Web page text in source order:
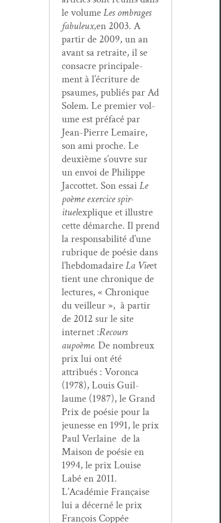
le vol­umeLes ombrages
fab­uleux,en 2003. A
par­tir de 2009, un an
avant sa retraite, il se
con­sacre prin­ci­pale­
ment à l’écriture de
psaumes, pub­liés par Ad
Solem. Le pre­mier vol­
ume est pré­facé par
Jean-Pierre Lemaire,
son ami proche. Le
deux­ième s’ouvre sur
un envoi de Philippe
Jac­cot­tet. Son essai Le
poème exer­ci­ce spir­
ituelexplique et illus­tre
cette démarche. Il prend
la respon­s­abil­ité d’une
rubrique de poésie dans
l’hebdomadaireLa Vieet
tient une chronique de
lec­tures, « Chronique
du veilleur », à par­tir
de 2012 sur le site
inter­net :Recours
aupoème. De nom­breux
prix lui ont été
attribués : Voron­ca
(1978), Louis Guil­
laume (1987), le Grand
Prix de poésie pour la
jeunesse en 1991, le prix
Paul Ver­laine de la
Mai­son de poésie en
1994, le prix Louise
Labé en 2011.
L’Académie Française
lui a décerné le prix
François Cop­pée